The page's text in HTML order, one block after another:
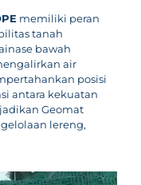
memiliki peran
tanah
bawah
air
posisi
antara kekuatan
Geomat
lereng,